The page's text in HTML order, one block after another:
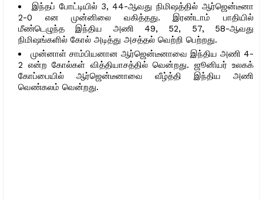
இந்தப் போட்டியில் 3, 44-ஆவது நிமிஷத்தில் ஆர்ஜென்டீனா
2-0 என முன்னிலை வகித்தது. இரண்டாம் பாதியில்
மீண்டெழுந்த இந்திய அணி 49, 52, 57, 58-ஆவது
நிமிஷங்களில் கோல் அடித்து அசத்தல் வெற்றி பெற்றது.
முன்னாள் சாம்பியனான ஆர்ஜென்டீனாவை இந்திய அணி 4-
2 என்ற கோல்கள் வித்தியாசத்தில் வென்றது. ஜூனியர் உலகக்
கோப்பையில் ஆர்ஜென்டீனாவை வீழ்த்தி இந்திய அணி
வெண்கலம் வென்றது.